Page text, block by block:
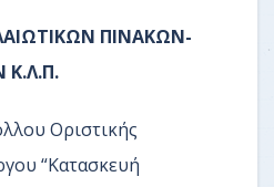
ΠΙΝΑΚΩΝ-
Κ.Λ.Π.
Οριστικής
“Κατασκευή